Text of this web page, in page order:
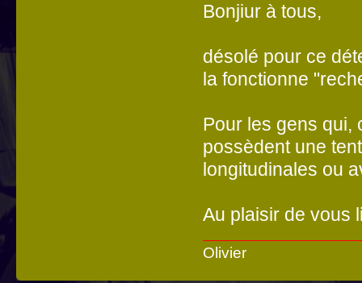
Bonjiur à tous,
désolé pour ce
la fonctionne
Pour les gens qui,
possèdent une
longitudinales ou
Au plaisir de vous
Olivier